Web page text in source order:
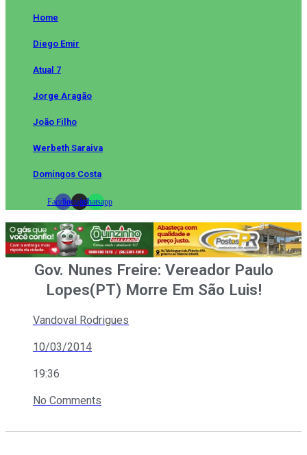
Home
Diego Emir
Atual 7
Jorge Aragão
João Filho
Werbeth Saraiva
Domingos Costa
FacebookInstagramWhatsapp
Gov. Nunes Freire: Vereador Paulo
Lopes(PT) Morre Em São Luis!
Vandoval Rodrigues
10/03/2014
19:36
No Comments